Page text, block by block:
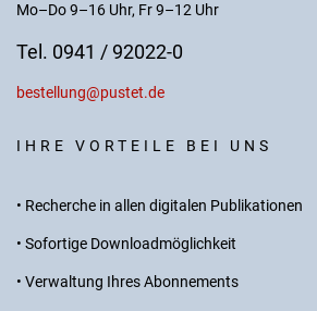
Mo–Do 9–16 Uhr, Fr 9–12 Uhr
Tel. 0941 / 92022-0
bestellung@pustet.de
IHRE VORTEILE BEI UNS
• Recherche in allen digitalen Publikationen
• Sofortige Downloadmöglichkeit
• Verwaltung Ihres Abonnements